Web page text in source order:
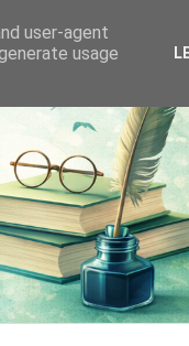
user-agent
usage